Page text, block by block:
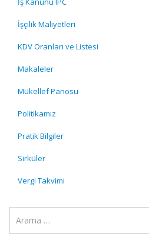
İşçilik Maliyetleri
KDV Oranları ve Listesi
Makaleler
Mükellef Panosu
Politikamız
Pratik Bilgiler
Sirküler
Vergi Takvimi